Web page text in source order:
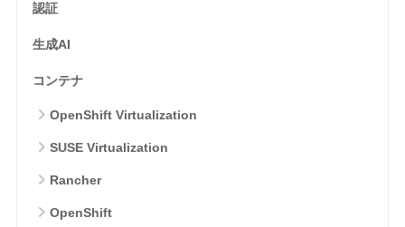
認証
生成AI
コンテナ
OpenShift Virtualization
SUSE Virtualization
Rancher
OpenShift